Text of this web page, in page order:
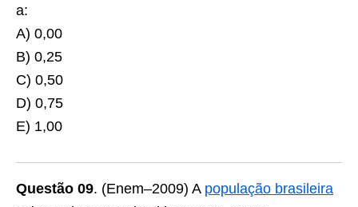
a:
A) 0,00
B) 0,25
C) 0,50
D) 0,75
E) 1,00
Questão 09. (Enem–2009) A população brasileira